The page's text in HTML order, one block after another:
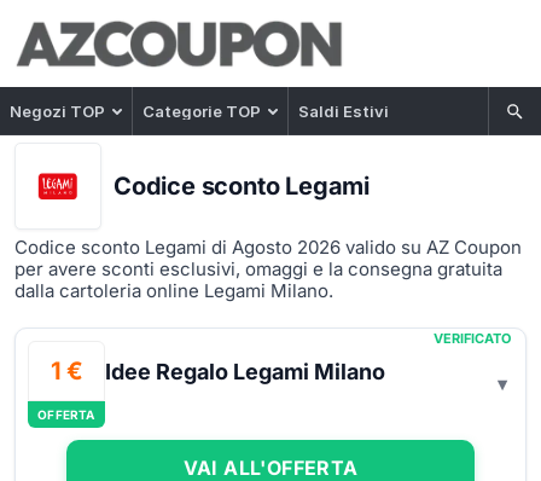
Negozi TOP Categorie TOP Saldi Estivi
Codice sconto Legami
Codice sconto Legami di Agosto 2026 valido su AZ Coupon
per avere sconti esclusivi, omaggi e la consegna gratuita
dalla cartoleria online Legami Milano.
1 €
OFFERTA
VERIFICATO
Idee Regalo Legami Milano
VAI ALL'OFFERTA